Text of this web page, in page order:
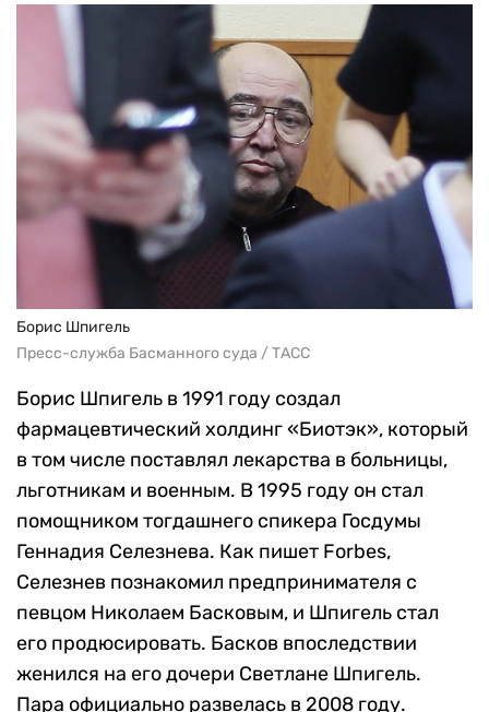
Борис Шпигель
Пресс-служба Басманного суда / ТАСС
Борис Шпигель в 1991 году создал
фармацевтический холдинг «Биотэк», который
в том числе поставлял лекарства в больницы,
льготникам и военным. В 1995 году он стал
помощником тогдашнего спикера Госдумы
Геннадия Селезнева. Как пишет Forbes,
Селезнев познакомил предпринимателя с
певцом Николаем Басковым, и Шпигель стал
его продюсировать. Басков впоследствии
женился на его дочери Светлане Шпигель.
Пара официально развелась в 2008 году.